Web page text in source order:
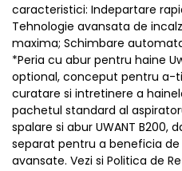
caracteristici: Indepartare
Tehnologie avansata de
maxima; Schimbare
*Peria cu abur pentru haine
optional, conceput pentru a-
curatare si intretinere a
pachetul standard al
spalare si abur UWANT B200,
separat pentru a beneficia
avansate. Vezi si Politica de